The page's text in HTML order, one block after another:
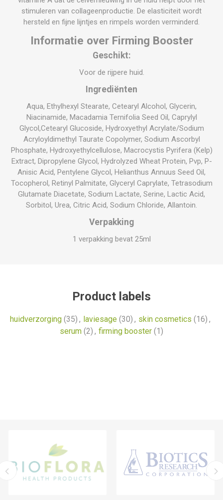
stimuleren van collageenproductie. De elasticiteit wordt
hersteld en fijne lijntjes en rimpels worden verminderd.
Informatie over Firming Booster
Geschikt:
Voor de rijpere huid.
Ingrediënten
Aqua, Ethylhexyl Stearate, Cetearyl Alcohol, Glycerin,
Niacinamide, Macadamia Ternifolia Seed Oil, Caprylyl
Glycol,Cetearyl Glucoside, Hydroxyethyl Acrylate/Sodium
Acryloyldimethyl Taurate Copolymer, Sodium Ascorbyl
Phosphate, Hydroxyethylcellulose, Macrocystis Pyrifera (Kelp)
Extract, Dipropylene Glycol, Hydrolyzed Wheat Protein, Pvp, P-
Anisic Acid, Pentylene Glycol, Helianthus Annuus Seed Oil,
Tocopherol, Retinyl Palmitate, Glyceryl Caprylate, Tetrasodium
Glutamate Diacetate, Sodium Lactate, Serine, Lactic Acid,
Sorbitol, Urea, Citric Acid, Sodium Chloride, Allantoin.
Verpakking
1 verpakking bevat 25ml
Product labels
huidverzorging (35) , laviesage (30) , skin cosmetics (16) ,
serum (2) , firming booster (1)